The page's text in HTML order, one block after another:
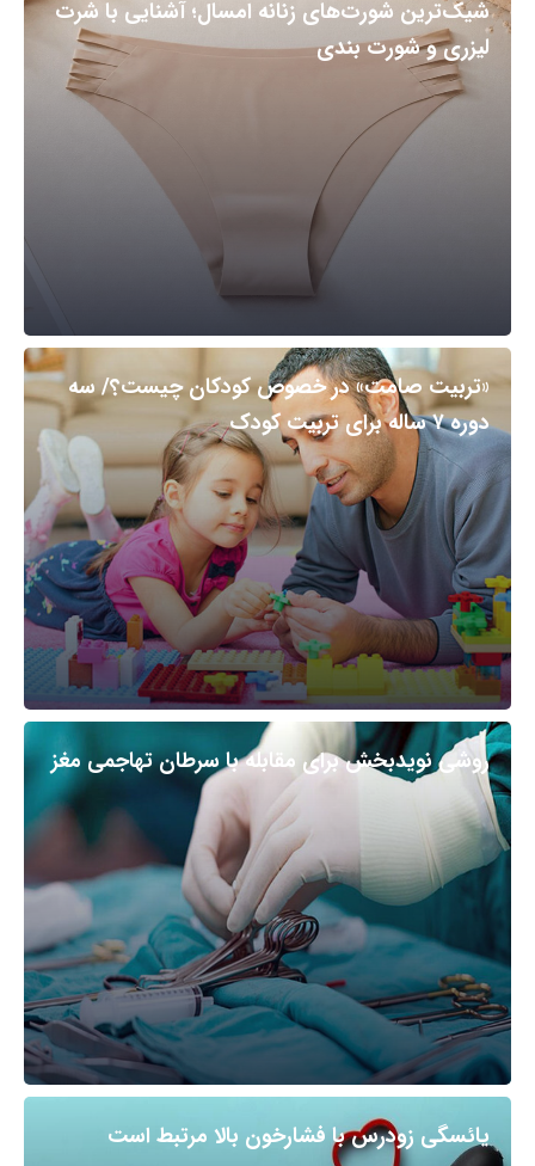
شیک‌ترین شورت‌های زنانه امسال؛ آشنایی با شرت
لیزری و شورت بندی
«تربیت صامت» در خصوص کودکان چیست؟/ سه
دوره ۷ ساله برای تربیت کودک
روشی نویدبخش برای مقابله با سرطان تهاجمی مغز
یائسگی زودرس با فشارخون بالا مرتبط است